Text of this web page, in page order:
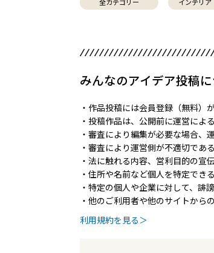
みんなのアイデア投稿
・作品投稿には会員登録（無料）
・投稿作品は、公開前に運営によ
・審査により編集が必要な場合、
・審査により運営側が不適切であ
・法に触れる内容、営利目的の宣
・住所や名前など個人を特定でき
・特定の個人や企業に対して、誹
・他のご利用者や他のサイトから
利用規約を見る＞